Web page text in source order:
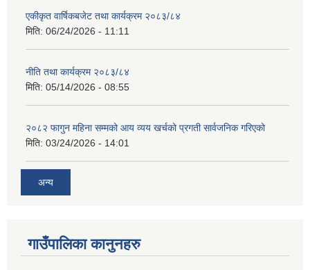
एकीकृत वार्षिकबजेट तथा कार्यक्रम २०८३/८४
मिति: 06/24/2026 - 11:11
नीति तथा कार्यक्रम २०८३/८४
मिति: 05/14/2026 - 08:55
२०८२ फागुन महिना सम्मको आय व्यय खर्चको प्रगती सार्वजनिक गरिएको
मिति: 03/24/2026 - 14:01
अन्य
गाउँपालिका कानुनहरु